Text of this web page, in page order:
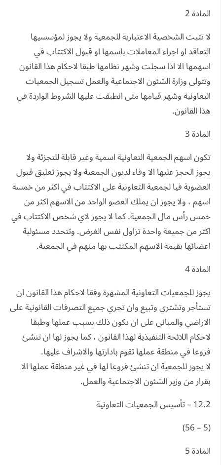
المادة 2
لا تثبت الشخصية الاعتبارية للجمعية ولا يجوز لمؤسسيها
التعاقد او اجراء المعاملات باسمها او قبول الاكتتاب في
اسهمها الا اذا سجلت وشهر نظامها طبقا لاحكام هذا القانون
وتتولى وزارة الشئون الاجتماعية والعمل تسجيل الجمعيات
التعاونية وشهر قيامها متى انطبقت عليها الشروط الواردة في
هذا القانون.
المادة 3
تكون اسهم الجمعية التعاونية اسمية وغير قابلة للتجزئة ولا
يجوز الحجز عليها الا وفاء لديون الجمعية ولا يجوز تعليق قبول
العضوية فيا لجمعية التعاونية على الاكتتاب في اكثر من خمسة
اسهم ، ولا يجوز ان يملك العضو الواحد من الاسهم اكثر من
خمس رأس مال الجمعية. كما لا يجوز لاي شخص الاكتتاب في
اكثر من جميعة واحدة تزاول نفس الغرض. وتتحدد مسئولية
اعضائها بقيمة الاسهم المكتتب بها منهم في الجمعية.
المادة 4
يجوز للجمعيات التعاونية المشهرة وفقا لاحكام هذا القانون ان
تستأجر وتشتري وتبيع وان تجري جميع التصرفات القانونية على
الاراضي والمباني على ان يكون ذلك بسبب عملها وطبقا
لاحكام اللائحة التنفيذية لهذا القانون ، كما يجوز لها ان تنشئ
فروعا في منطقة عملها تقوم بادارتها والاشراف عليها.
لا يجوز للجمعية ان تنشئ فروعا لها في غير منطقة عملها الا
بقرار من وزير الشئون الاجتماعية والعمل.
12.2 – تأسيس الجمعيات التعاونية
(5 – 56)
المادة 5